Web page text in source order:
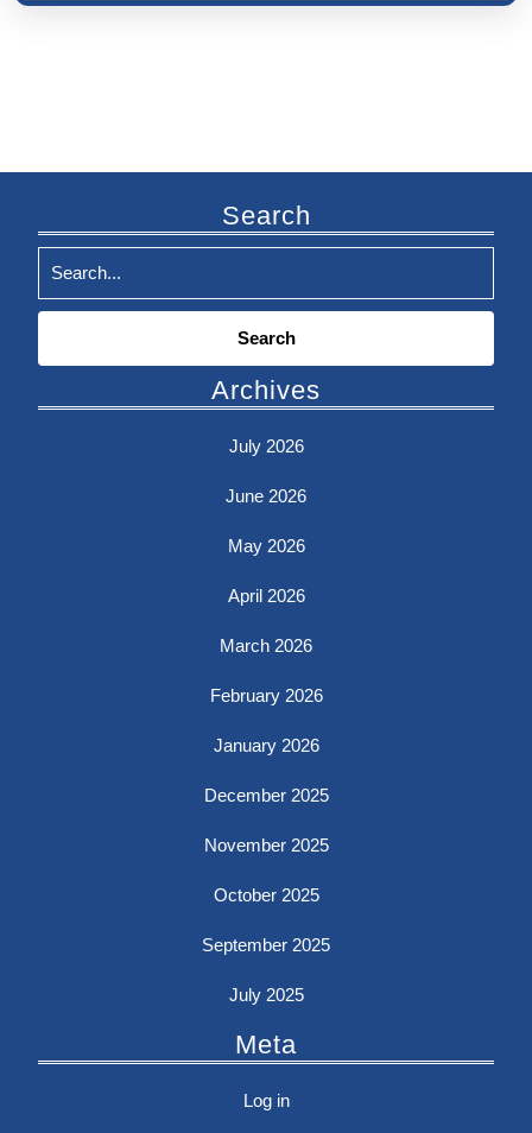
Search
Search
Archives
July 2026
June 2026
May 2026
April 2026
March 2026
February 2026
January 2026
December 2025
November 2025
October 2025
September 2025
July 2025
Meta
Log in